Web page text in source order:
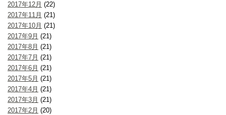
2017年12月 (22)
2017年11月 (21)
2017年10月 (21)
2017年9月 (21)
2017年8月 (21)
2017年7月 (21)
2017年6月 (21)
2017年5月 (21)
2017年4月 (21)
2017年3月 (21)
2017年2月 (20)